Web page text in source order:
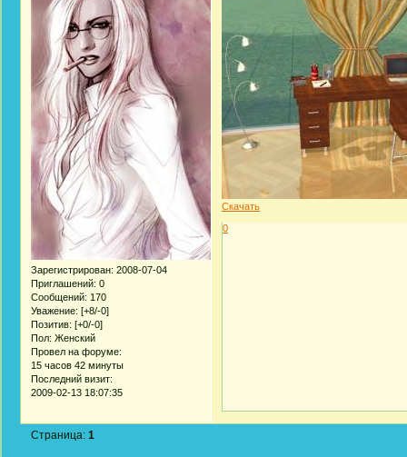
Зарегистрирован: 2008-07-04
Приглашений: 0
Сообщений: 170
Уважение: [+8/-0]
Позитив: [+0/-0]
Пол: Женский
Провел на форуме:
15 часов 42 минуты
Последний визит:
2009-02-13 18:07:35
Скачать
0
Страница:1